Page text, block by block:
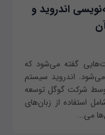
اندروید و
گفته می‌شود که
می‌شود. اندروید سیستم
شرکت گوگل توسعه
استفاده از زبان‌های
می‌...